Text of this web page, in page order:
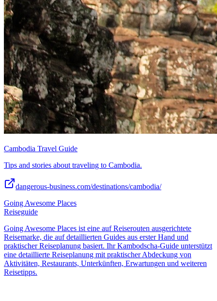
Cambodia Travel Guide
Tips and stories about traveling to Cambodia.
dangerous-business.com/destinations/cambodia/
Going Awesome Places
Reiseguide
Going Awesome Places ist eine auf Reiserouten ausgerichtete
Reisemarke, die auf detaillierten Guides aus erster Hand und
praktischer Reiseplanung basiert. Ihr Kambodscha-Guide unterstützt
eine detaillierte Reiseplanung mit praktischer Abdeckung von
Aktivitäten, Restaurants, Unterkünften, Erwartungen und weiteren
Reisetipps.